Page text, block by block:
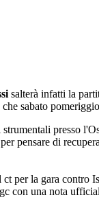
salterà infatti la
sabato
presso
pensare di
per la gara contro
con una nota